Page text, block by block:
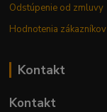
Odstúpenie od zmluvy
Hodnotenia zákazníkov
Kontakt
Kontakt